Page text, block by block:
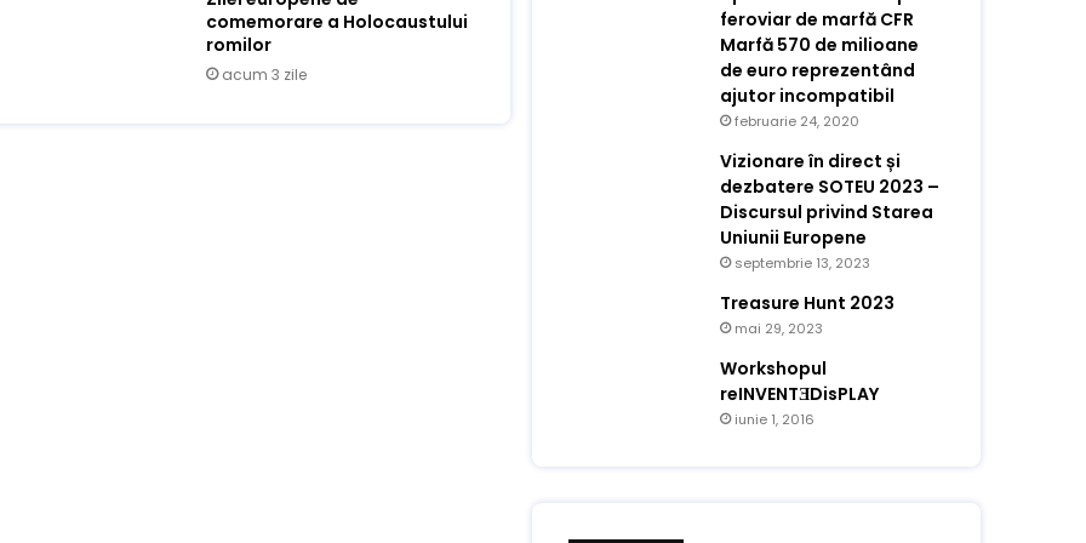
comemorare a Holocaustului
romilor
acum 3 zile
feroviar de marfă CFR
Marfă 570 de milioane
de euro reprezentând
ajutor incompatibil
februarie 24, 2020
Vizionare în direct și
dezbatere SOTEU 2023 –
Discursul privind Starea
Uniunii Europene
septembrie 13, 2023
Treasure Hunt 2023
mai 29, 2023
Workshopul
reINVENTƎDisPLAY
iunie 1, 2016